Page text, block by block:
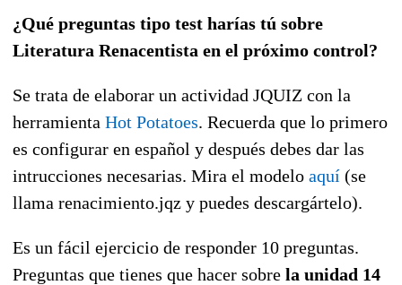
¿Qué preguntas tipo test harías tú sobre
Literatura Renacentista en el próximo control?
Se trata de elaborar un actividad JQUIZ con la
herramienta Hot Potatoes. Recuerda que lo primero
es configurar en español y después debes dar las
intrucciones necesarias. Mira el modelo aquí (se
llama renacimiento.jqz y puedes descargártelo).
Es un fácil ejercicio de responder 10 preguntas.
Preguntas que tienes que hacer sobre la unidad 14